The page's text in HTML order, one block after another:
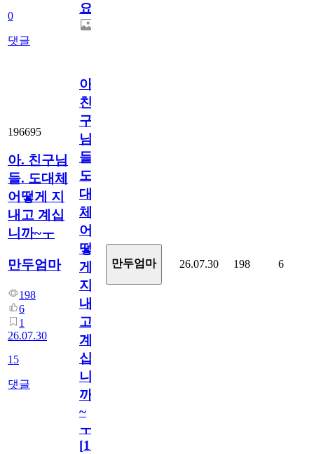
0
댓글
요.
196695
아. 친구님
들. 도대체
어떻게 지
내고 계십
니까~ㅜ
만두엄마
198
6
1
26.07.30
15
댓글
아.
친
구
님
들.
도
대
체
어
떻
게
지
내
고
계
십
니
까
~
ㅜ
[15
만두엄마 26.07.30 198 6